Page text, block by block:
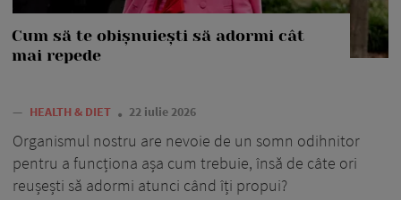
Cum să te obișnuiești să adormi cât
mai repede
— HEALTH & DIET 22 iulie 2026
Organismul nostru are nevoie de un somn odihnitor
pentru a funcționa așa cum trebuie, însă de câte ori
reușești să adormi atunci când îți propui?